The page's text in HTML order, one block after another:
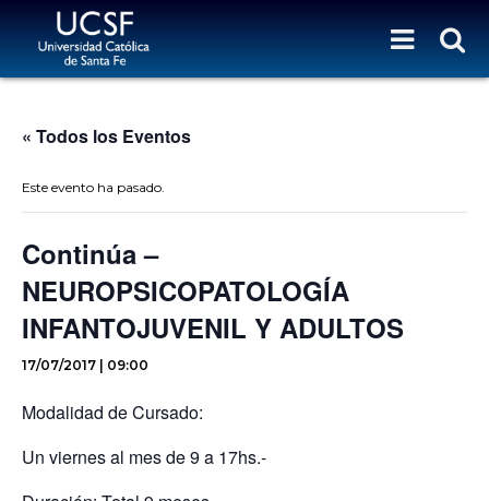
« Todos los Eventos
Este evento ha pasado.
Continúa –
NEUROPSICOPATOLOGÍA
INFANTOJUVENIL Y ADULTOS
17/07/2017 | 09:00
Modalidad de Cursado:
Un viernes al mes de 9 a 17hs.-